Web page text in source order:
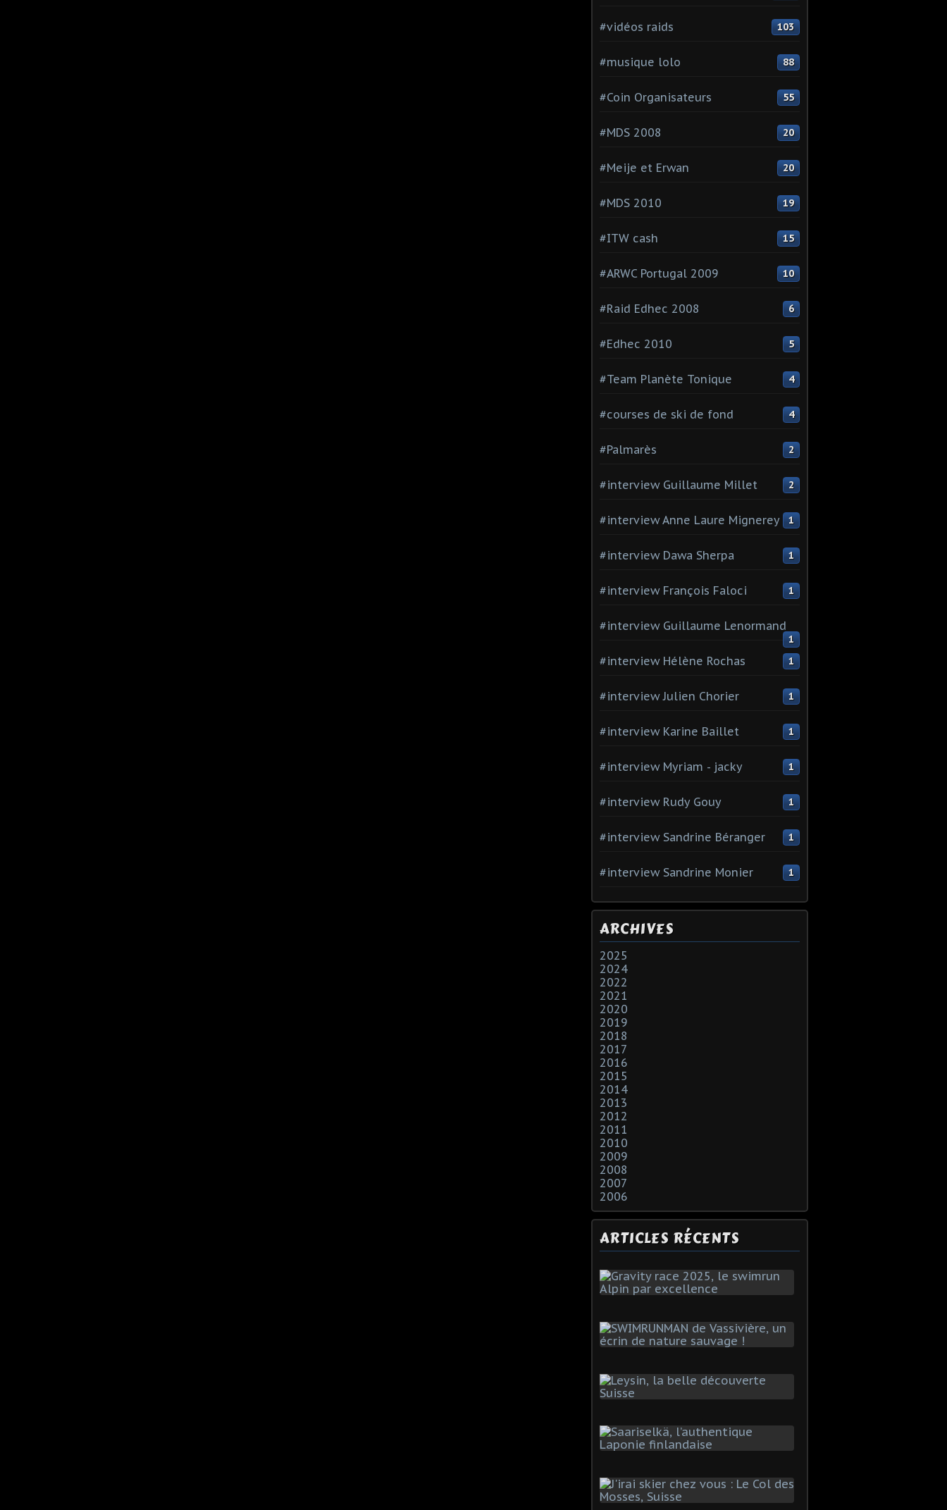
#vidéos raids 103
#musique lolo 88
#Coin Organisateurs 55
#MDS 2008 20
#Meije et Erwan 20
#MDS 2010 19
#ITW cash 15
#ARWC Portugal 2009 10
#Raid Edhec 2008 6
#Edhec 2010 5
#Team Planète Tonique 4
#courses de ski de fond 4
#Palmarès 2
#interview Guillaume Millet 2
#interview Anne Laure Mignerey 1
#interview Dawa Sherpa 1
#interview François Faloci 1
#interview Guillaume Lenormand
1
#interview Hélène Rochas 1
#interview Julien Chorier 1
#interview Karine Baillet 1
#interview Myriam - jacky 1
#interview Rudy Gouy 1
#interview Sandrine Béranger 1
#interview Sandrine Monier 1
ARCHIVES
2025
2024
2022
2021
2020
2019
2018
2017
2016
2015
2014
2013
2012
2011
2010
2009
2008
2007
2006
ARTICLES RÉCENTS